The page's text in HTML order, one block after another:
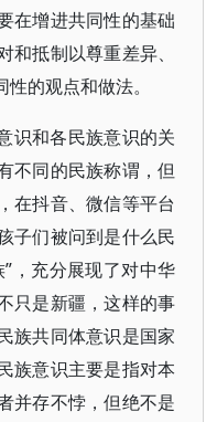
在增进共同性的基础
抵制以尊重差异、
的观点和做法。
识和各民族意识的关
不同的民族称谓，但
在抖音、微信等平台
子们被问到是什么民
，充分展现了对中华
只是新疆，这样的事
族共同体意识是国家
族意识主要是指对本
并存不悖，但绝不是